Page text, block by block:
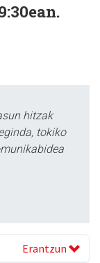
hitzak
tokiko
Erantzun